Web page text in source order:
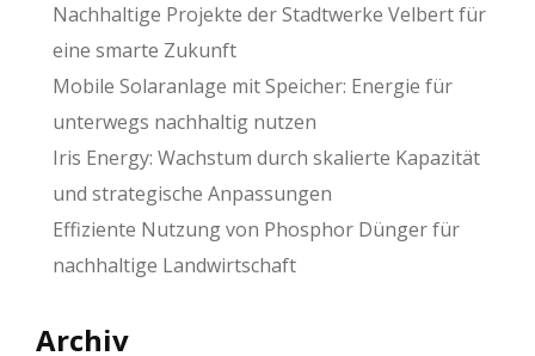
Nachhaltige Projekte der Stadtwerke Velbert für
eine smarte Zukunft
Mobile Solaranlage mit Speicher: Energie für
unterwegs nachhaltig nutzen
Iris Energy: Wachstum durch skalierte Kapazität
und strategische Anpassungen
Effiziente Nutzung von Phosphor Dünger für
nachhaltige Landwirtschaft
Archiv